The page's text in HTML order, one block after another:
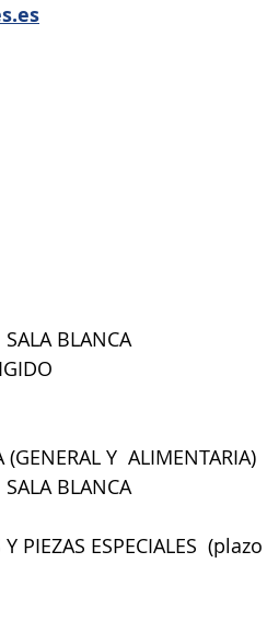
BLANCA
Y  ALIMENTARIA)
BLANCA
PIEZAS ESPECIALES